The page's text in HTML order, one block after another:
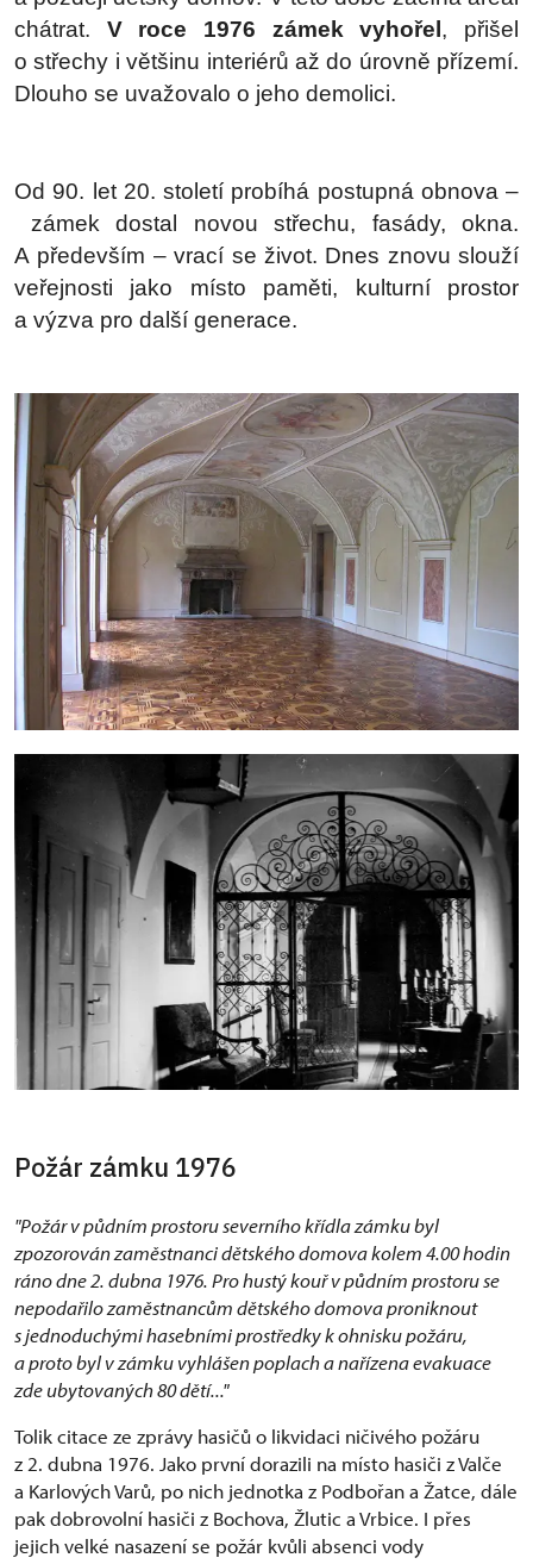
chátrat. V roce 1976 zámek vyhořel , přišel
o střechy i většinu interiérů až do úrovně přízemí.
Dlouho se uvažovalo o jeho demolici.
Od 90. let 20. století probíhá postupná obnova –
zámek dostal novou střechu, fasády, okna.
A především – vrací se život. Dnes znovu slouží
veřejnosti jako místo paměti, kulturní prostor
a výzva pro další generace.
Požár zámku 1976
"Požár v půdním prostoru severního křídla zámku byl
zpozorován zaměstnanci dětského domova kolem 4.00 hodin
ráno dne 2. dubna 1976. Pro hustý kouř v půdním prostoru se
nepodařilo zaměstnancům dětského domova proniknout
s jednoduchými hasebními prostředky k ohnisku požáru,
a proto byl v zámku vyhlášen poplach a nařízena evakuace
zde ubytovaných 80 dětí..."
Tolik citace ze zprávy hasičů o likvidaci ničivého požáru
z 2. dubna 1976. Jako první dorazili na místo hasiči z Valče
a Karlových Varů, po nich jednotka z Podbořan a Žatce, dále
pak dobrovolní hasiči z Bochova, Žlutic a Vrbice. I přes
jejich velké nasazení se požár kvůli absenci vody